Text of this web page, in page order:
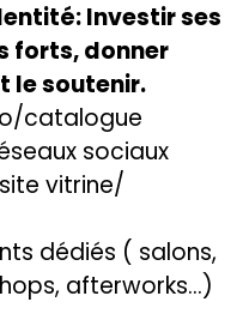
Investir ses
forts, donner
le soutenir.
catalogue
sociaux
vitrine/
dédiés ( salons,
afterworks…)